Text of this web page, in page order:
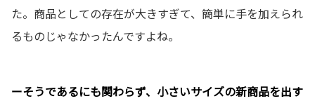
た。商品としての存在が大きすぎて、簡単に手を加えられ
るものじゃなかったんですよね。
ーそうであるにも関わらず、小さいサイズの新商品を出す